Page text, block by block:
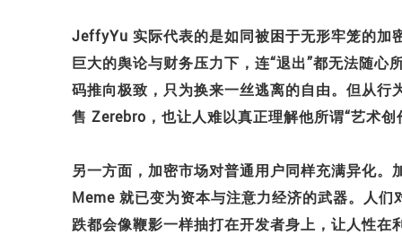
JeffyYu 实际代表的是如同被困于无形牢笼的加
巨大的舆论与财务压力下，连“退出”都无法随心
码推向极致，只为换来一丝逃离的自由。但从行
售 Zerebro，也让人难以真正理解他所谓“艺术创
另一方面，加密市场对普通用户同样充满异化
Meme 就已变为资本与注意力经济的武器。人
跌都会像鞭影一样抽打在开发者身上，让人性